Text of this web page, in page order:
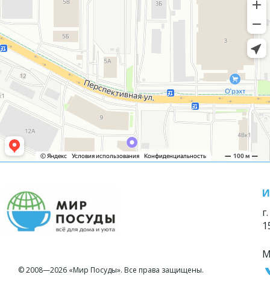
© 2008—2026 «Мир Посуды». Все права защищены.